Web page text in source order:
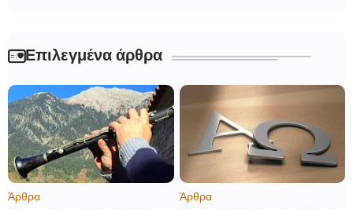
Επιλεγμένα άρθρα
Άρθρα Άρθρα